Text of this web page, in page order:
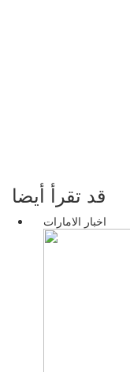
قد تقرأ أيضا
اخبار الامارات